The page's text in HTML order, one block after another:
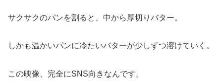
サクサクのパンを割ると、中から厚切りバター。
しかも温かいパンに冷たいバターが少しずつ溶けていく。
この映像、完全にSNS向きなんです。